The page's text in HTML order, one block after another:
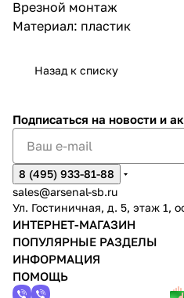
Врезной монтаж
Материал: пластик
Назад к списку
Подписаться на новости и
8 (495) 933-81-88
sales@arsenal-sb.ru
Ул. Гостиничная, д. 5, этаж 1,
ИНТЕРНЕТ-МАГАЗИН
ПОПУЛЯРНЫЕ РАЗДЕЛЫ
ИНФОРМАЦИЯ
ПОМОЩЬ